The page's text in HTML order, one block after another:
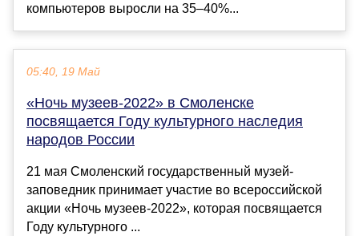
компьютеров выросли на 35–40%...
05:40, 19 Май
«Ночь музеев-2022» в Смоленске
посвящается Году культурного наследия
народов России
21 мая Смоленский государственный музей-
заповедник принимает участие во всероссийской
акции «Ночь музеев-2022», которая посвящается
Году культурного ...